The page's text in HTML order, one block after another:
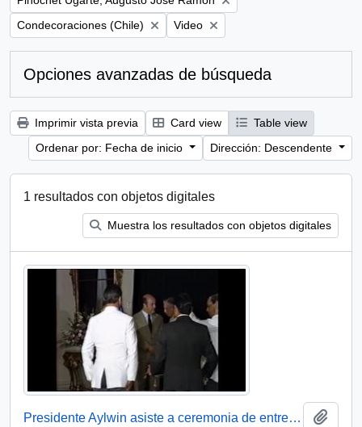
Remove filter:
Condecoraciones (Chile) Remove filter:
Video
Opciones avanzadas de búsqueda
Imprimir vista previa Card view
Table view
Ordenar por: Fecha de inicio
Dirección: Descendente
1 resultados con objetos digitales
Muestra los resultados con objetos digitales
Presidente Aylwin asiste a ceremonia de entrega de Condecoración a Generales del Ejercito : video